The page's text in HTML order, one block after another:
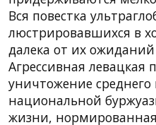
Вся повестка
люстрировавшихся в
далека от их
Агрессивная левацкая
уничтожение среднего
национальной
жизни,